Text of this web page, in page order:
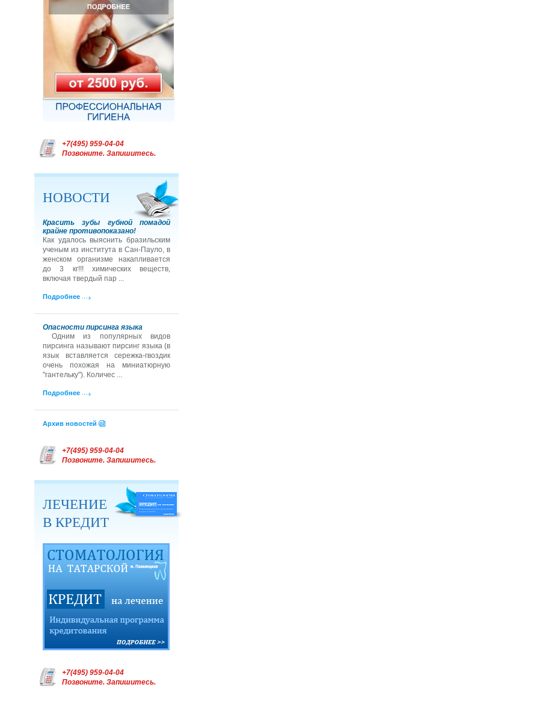
+7(495) 959-04-04
Позвоните. Запишитесь.
НОВОСТИ
Красить зубы губной помадой
крайне противопоказано!
Как удалось выяснить бразильским
ученым из института в Сан-Пауло, в
женском организме накапливается
до 3 кг!!! химических веществ,
включая твердый пар ...
Подробнее
Опасности пирсинга языка
Одним из популярных видов
пирсинга называют пирсинг языка (в
язык вставляется сережка-гвоздик
очень похожая на миниатюрную
"гантельку"). Количес ...
Подробнее
Архив новостей
+7(495) 959-04-04
Позвоните. Запишитесь.
ЛЕЧЕНИЕ
В КРЕДИТ
+7(495) 959-04-04
Позвоните. Запишитесь.